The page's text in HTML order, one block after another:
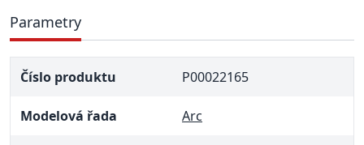
Parametry
Číslo produktu P00022165
Modelová řada Arc